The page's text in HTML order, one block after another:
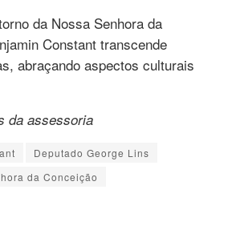
da Nossa Senhora da
Constant transcende
abraçando aspectos culturais
da assessoria
Deputado George Lins
da Conceição